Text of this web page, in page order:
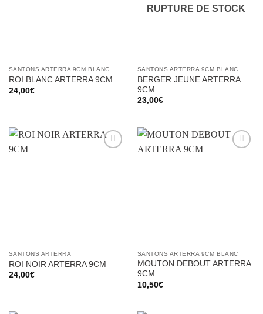
SANTONS ARTERRA 9CM BLANC
ROI BLANC ARTERRA 9CM
24,00€
RUPTURE DE STOCK
SANTONS ARTERRA 9CM BLANC
BERGER JEUNE ARTERRA
9CM
23,00€
SANTONS ARTERRA
ROI NOIR ARTERRA 9CM
24,00€
SANTONS ARTERRA 9CM BLANC
MOUTON DEBOUT ARTERRA
9CM
10,50€